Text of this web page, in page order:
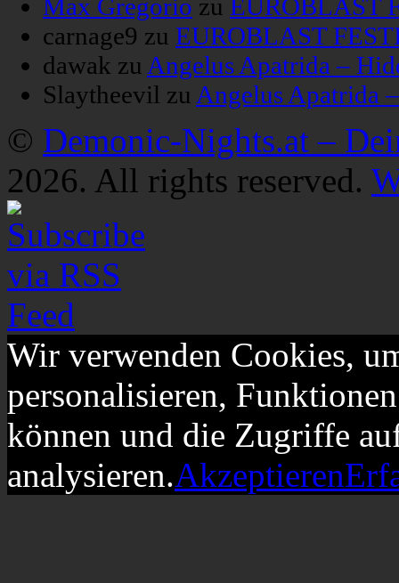
Max Gregorio zu EUROBLAST
carnage9 zu EUROBLAST
dawak zu Angelus Apatrida –
Slaytheevil zu Angelus Apatrida
© Demonic-Nights.at –
2026. All rights reserved.
Wir verwenden Cookies,
personalisieren,
können und die Zugriffe
analysieren.Akzeptieren